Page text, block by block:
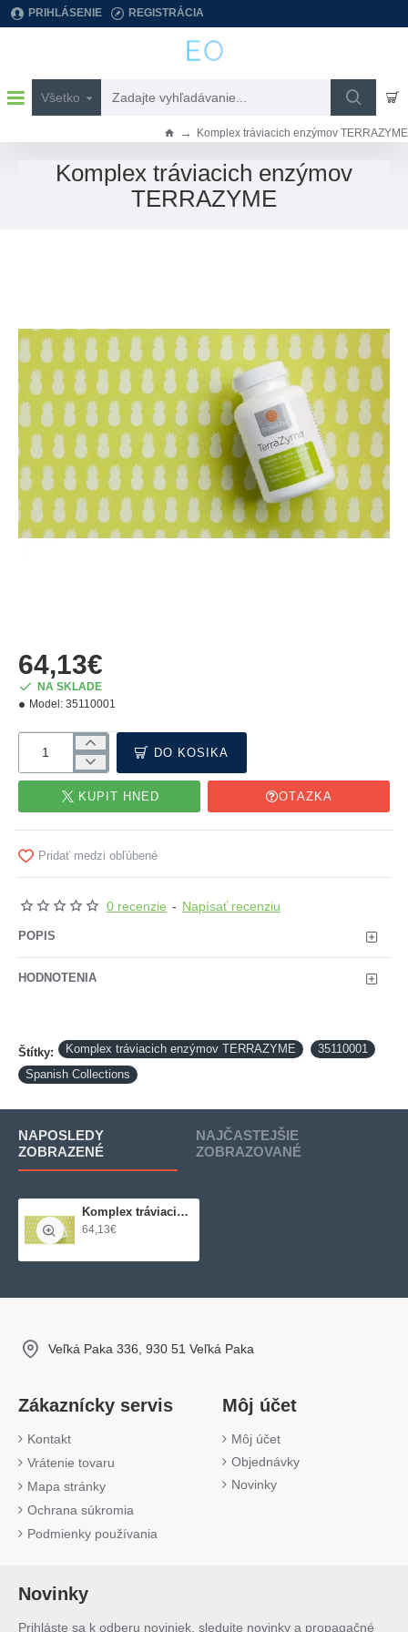
PRIHLÁSENIE REGISTRÁCIA
Všetko
Zadajte
Komplex tráviacich enzýmov
TERRAZYME
h
o
m
e
Komplex tráviacich enzýmov TERRAZYME
0 recenzie - Napísať recenziu
64,13€
NA SKLADE
Model: 35110001
DO KOŠÍKA
KÚPIŤ HNEĎ OTÁZKA
Pridať medzi obľúbené
POPIS
HODNOTENIA
Štítky: Komplex tráviacich enzýmov TERRAZYME
35110001
Spanish Collections
NAPOSLEDY
ZOBRAZENÉ
NAJČASTEJŠIE
ZOBRAZOVANÉ
Komplex tráviacich enzýmov TERRAZYME
64,13€
Veľká Paka 336, 930 51 Veľká Paka
Zákaznícky servis
Kontakt
Vrátenie tovaru
Mapa stránky
Ochrana súkromia
Podmienky používania
Môj účet
Môj účet
Objednávky
Novinky
Novinky
Prihláste sa k odberu noviniek, sledujte novinky a propagačné